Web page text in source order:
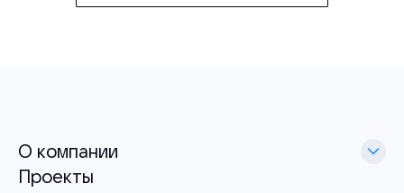
О компании
Проекты